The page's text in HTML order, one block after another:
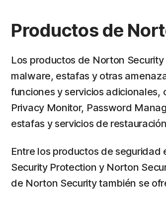
Productos de
Los productos de Norton
malware, estafas y otras
funciones y servicios
Privacy Monitor, Password
estafas y servicios de
Entre los productos de
Security Protection y Norton
de Norton Security también se